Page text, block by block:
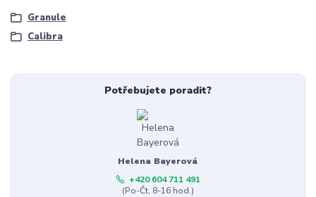
Granule
Calibra
Potřebujete poradit?
Helena Bayerová
+420 604 711 491
(Po-Čt, 8-16 hod.)